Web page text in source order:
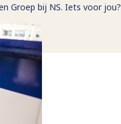
Groep bij NS. Iets voor jou?